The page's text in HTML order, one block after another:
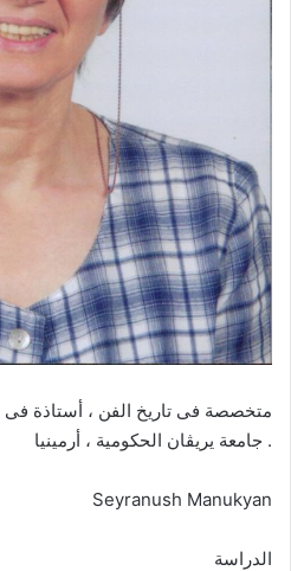
جامعة يريڤان الحكومية ، أرمينيا .
Seyranush Manukyan
الدراسة